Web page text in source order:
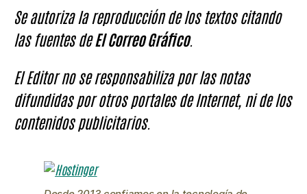
Se autoriza la reproducción de los textos citando
las fuentes deEl Correo Gráfico.
El Editor no se responsabiliza por las notas
difundidas por otros portales de Internet, ni de los
contenidos publicitarios.